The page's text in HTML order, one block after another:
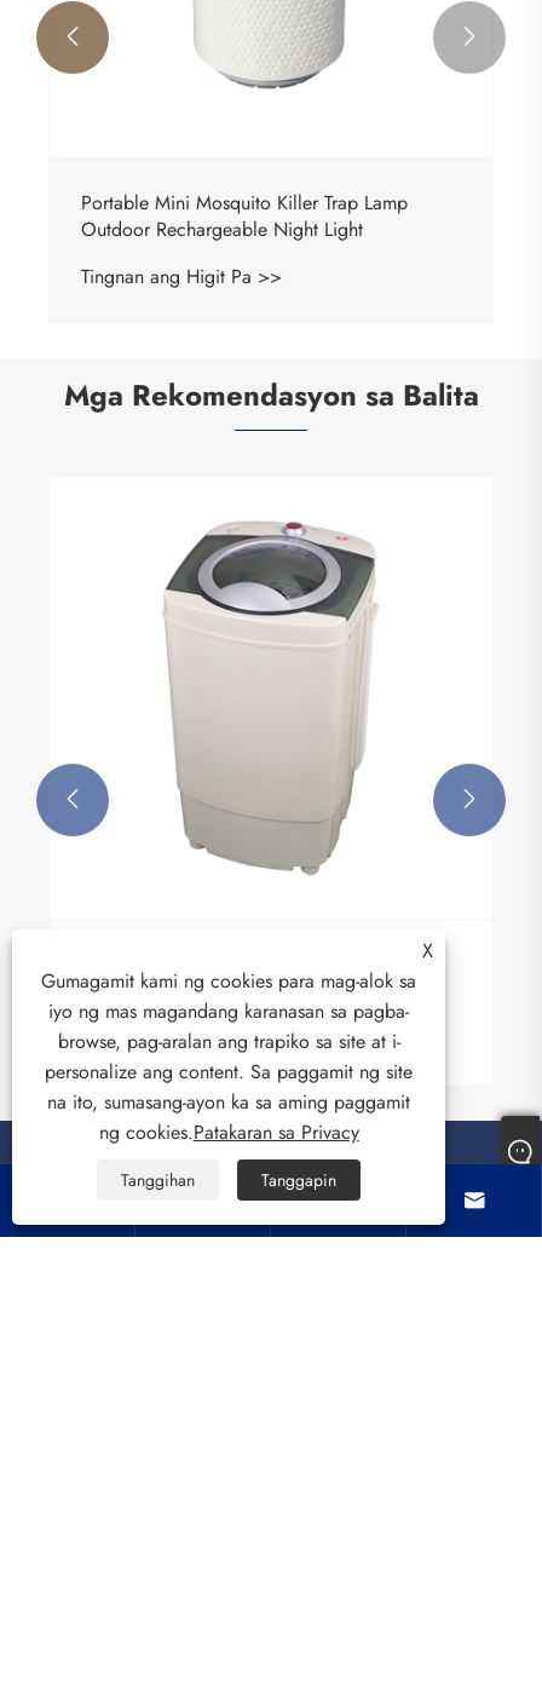
Portable Mini Mosquito Killer Trap Lamp
Outdoor Rechargeable Night Light
Tingnan ang Higit Pa >>
 
Mga Rekomendasyon sa Balita
Ano ang Clothes Spin Dryer at Bakit Ito ang
Pinakamatalino na Pagpipilian para sa
Mabilis, Matipid sa Enerhiya na Paglalaba
Tingnan ang Higit Pa >>
 
Tungkol sa atin
 
X
Gumagamit kami ng cookies para mag-alok sa
iyo ng mas magandang karanasan sa pagba-
browse, pag-aralan ang trapiko sa site at i-
personalize ang content. Sa paggamit ng site
na ito, sumasang-ayon ka sa aming paggamit
ng cookies.Patakaran sa Privacy
Tanggihan Tanggapin